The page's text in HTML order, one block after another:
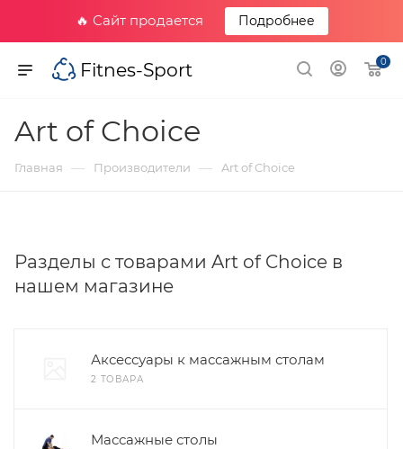
🔥 Сайт продается Подробнее
Fitnes-Sport 0
Art of Choice
Главная — Производители — Art of Choice
Разделы с товарами Art of Choice в
нашем магазине
Аксессуары к массажным столам
2 ТОВАРА
Массажные столы